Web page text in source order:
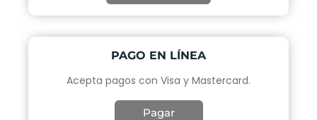
PAGO EN LÍNEA
Acepta pagos con Visa y Mastercard.
Pagar